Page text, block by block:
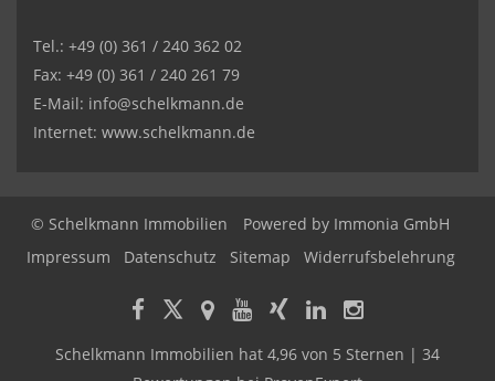
Tel.: +49 (0) 361 / 240 362 02
Fax: +49 (0) 361 / 240 261 79
E-Mail: info@schelkmann.de
Internet: www.schelkmann.de
© Schelkmann Immobilien Powered by Immonia GmbH
Impressum
Datenschutz Sitemap Widerrufsbelehrung
Schelkmann Immobilien hat 4,96 von 5 Sternen | 34